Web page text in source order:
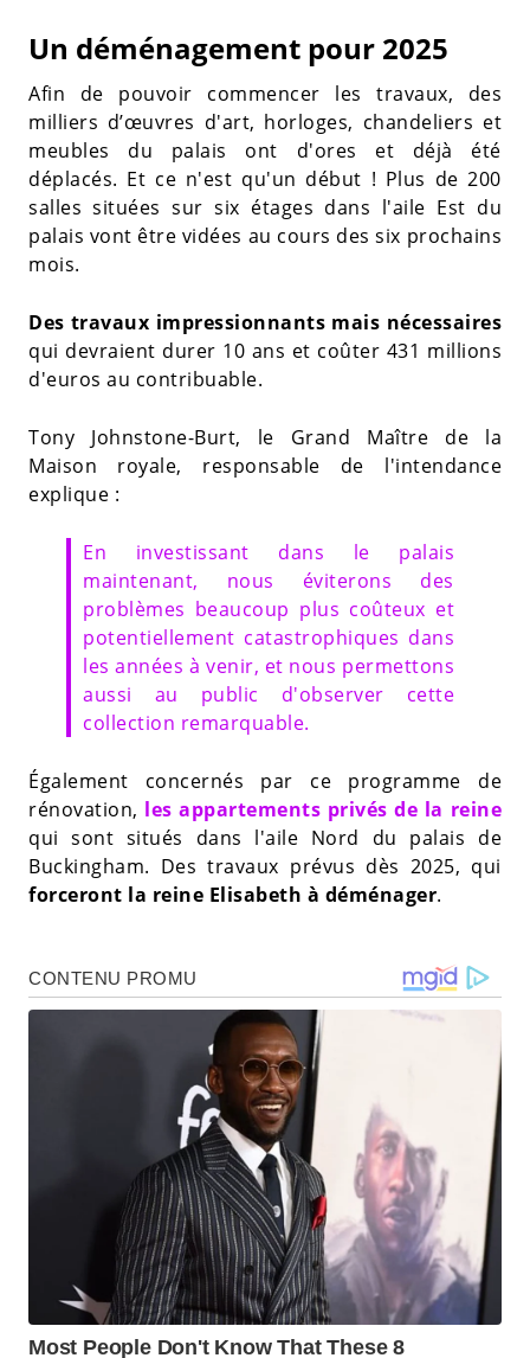
Un déménagement pour 2025
Afin de pouvoir commencer les travaux, des
milliers d’œuvres d'art, horloges, chandeliers et
meubles du palais ont d'ores et déjà été
déplacés. Et ce n'est qu'un début ! Plus de 200
salles situées sur six étages dans l'aile Est du
palais vont être vidées au cours des six prochains
mois.
Des travaux impressionnants mais nécessaires
qui devraient durer 10 ans et coûter 431 millions
d'euros au contribuable.
Tony Johnstone-Burt, le Grand Maître de la
Maison royale, responsable de l'intendance
explique :
En investissant dans le palais
maintenant, nous éviterons des
problèmes beaucoup plus coûteux et
potentiellement catastrophiques dans
les années à venir, et nous permettons
aussi au public d'observer cette
collection remarquable.
Également concernés par ce programme de
rénovation, les appartements privés de la reine
qui sont situés dans l'aile Nord du palais de
Buckingham. Des travaux prévus dès 2025, qui
forceront la reine Elisabeth à déménager.